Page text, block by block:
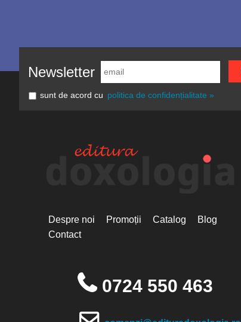
Newsletter
sunt de acord cu politica de confidențialitate »
Despre noi Promoții Catalog
Blog
Contact
0724 550 463